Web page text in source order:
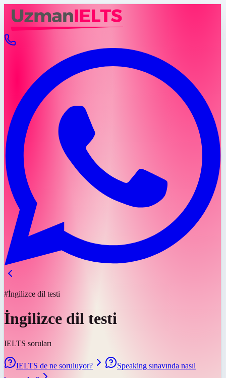
#İngilizce dil testi
İngilizce dil testi
IELTS soruları
IELTS de ne soruluyor?
Speaking sınavında nasıl